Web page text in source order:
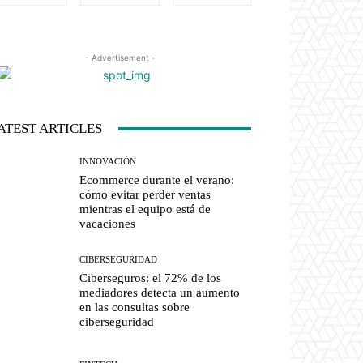
- Advertisement -
ARTICLES
INNOVACIÓN
Ecommerce durante el verano:
cómo evitar perder ventas
mientras el equipo está de
vacaciones
CIBERSEGURIDAD
Ciberseguros: el 72% de los
mediadores detecta un aumento
en las consultas sobre
ciberseguridad